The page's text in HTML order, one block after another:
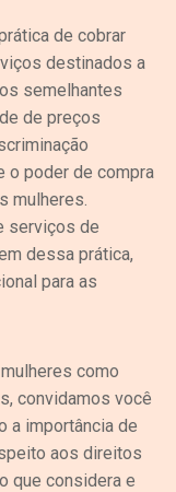
de cobrar
destinados a
semelhantes
de preços
o poder de compra
mulheres.
serviços de
dessa prática,
para as
como
convidamos você
a importância de
aos direitos
que considera e